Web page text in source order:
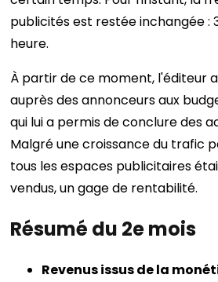
publicités est restée inchangée :
heure.
À partir de ce moment, l'éditeur
auprès des annonceurs aux
qui lui a permis de conclure des
Malgré une croissance du trafic
tous les espaces publicitaires
vendus, un gage de rentabilité.
Résumé du 2e mois
Revenus issus de la